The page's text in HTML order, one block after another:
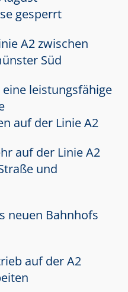
gesperrt
A2 zwischen
Süd
leistungsfähige
auf der Linie A2
auf der Linie A2
und
neuen Bahnhofs
auf der A2